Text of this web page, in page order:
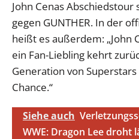
John Cenas
gegen GUNTHER. In der
heißt es außerdem: „John
ein Fan-Liebling kehrt
Generation von
Chance.“
Siehe auch
WWE: Dragon Lee droht